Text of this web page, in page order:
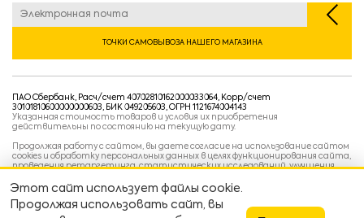
ТОЧКИ САМОВЫВОЗА НАШЕГО МАГАЗИНА
ПАО Сбербанк, Расч/счет 40702810162000033064, Корр/счет
30101810600000000603, БИК 049205603, ОГРН 1121674004143
Указанная стоимость товаров и условия их приобретения
действительны по состоянию на текущую дату.
Продолжая работу с сайтом, вы даете согласие на использование сайтом
cookies и обработку персональных данных в целях функционирования сайта,
проведения ретаргетинга, статистических исследований, улучшения
ваших предпочтений и интересов.
Политика конфиденциальности
Условия пользовательского соглашения
Условия продажи
Этот сайт использует файлы cookie.
Продолжая использовать сайт, вы